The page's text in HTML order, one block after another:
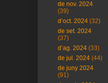
de nov. 2024
(39)
d’oct. 2024 (32)
de set. 2024
(37)
d’ag. 2024 (33)
de jul. 2024 (44)
de juny 2024
(91)